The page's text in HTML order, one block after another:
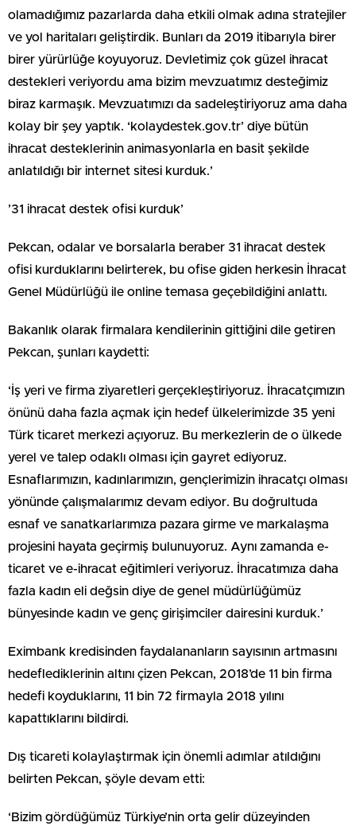
olamadığımız pazarlarda daha etkili olmak adına stratejiler
ve yol haritaları geliştirdik. Bunları da 2019 itibarıyla birer
birer yürürlüğe koyuyoruz. Devletimiz çok güzel ihracat
destekleri veriyordu ama bizim mevzuatımız desteğimiz
biraz karmaşık. Mevzuatımızı da sadeleştiriyoruz ama daha
kolay bir şey yaptık. ‘kolaydestek.gov.tr’ diye bütün
ihracat desteklerinin animasyonlarla en basit şekilde
anlatıldığı bir internet sitesi kurduk.’
’31 ihracat destek ofisi kurduk’
Pekcan, odalar ve borsalarla beraber 31 ihracat destek
ofisi kurduklarını belirterek, bu ofise giden herkesin İhracat
Genel Müdürlüğü ile online temasa geçebildiğini anlattı.
Bakanlık olarak firmalara kendilerinin gittiğini dile getiren
Pekcan, şunları kaydetti:
‘İş yeri ve firma ziyaretleri gerçekleştiriyoruz. İhracatçımızın
önünü daha fazla açmak için hedef ülkelerimizde 35 yeni
Türk ticaret merkezi açıyoruz. Bu merkezlerin de o ülkede
yerel ve talep odaklı olması için gayret ediyoruz.
Esnaflarımızın, kadınlarımızın, gençlerimizin ihracatçı olması
yönünde çalışmalarımız devam ediyor. Bu doğrultuda
esnaf ve sanatkarlarımıza pazara girme ve markalaşma
projesini hayata geçirmiş bulunuyoruz. Aynı zamanda e-
ticaret ve e-ihracat eğitimleri veriyoruz. İhracatımıza daha
fazla kadın eli değsin diye de genel müdürlüğümüz
bünyesinde kadın ve genç girişimciler dairesini kurduk.’
Eximbank kredisinden faydalananların sayısının artmasını
hedeflediklerinin altını çizen Pekcan, 2018’de 11 bin firma
hedefi koyduklarını, 11 bin 72 firmayla 2018 yılını
kapattıklarını bildirdi.
Dış ticareti kolaylaştırmak için önemli adımlar atıldığını
belirten Pekcan, şöyle devam etti:
‘Bizim gördüğümüz Türkiye’nin orta gelir düzeyinden